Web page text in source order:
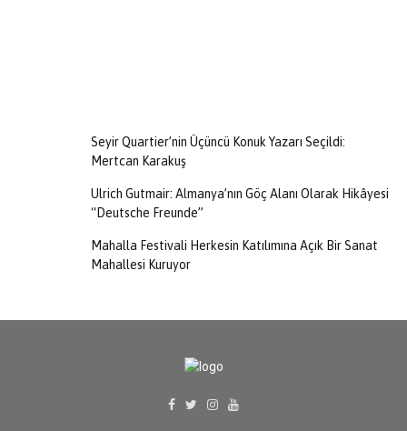
Seyir Quartier’nin Üçüncü Konuk Yazarı Seçildi:
Mertcan Karakuş
Ulrich Gutmair: Almanya’nın Göç Alanı Olarak Hikâyesi
“Deutsche Freunde”
Mahalla Festivali Herkesin Katılımına Açık Bir Sanat
Mahallesi Kuruyor